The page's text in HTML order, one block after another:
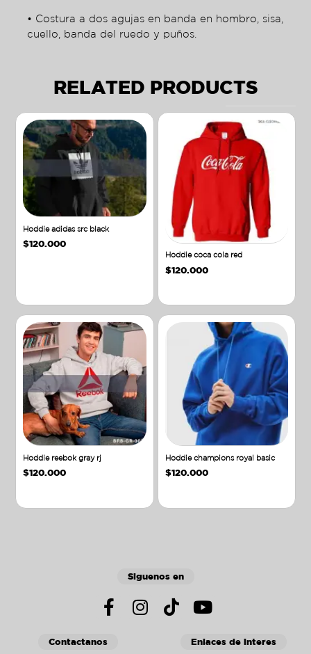
• Costura a dos agujas en banda en hombro, sisa,
cuello, banda del ruedo y puños.
RELATED PRODUCTS
Hoddie adidas src black
$120.000
Hoddie coca cola red
$120.000
Hoddie reebok gray rj
$120.000
Hoddie champions royal basic
$120.000
Siguenos en
Contactanos Enlaces de interes